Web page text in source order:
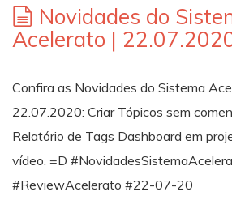
Novidades do
Acelerato |
Confira as Novidades do Sistema
22.07.2020: Criar Tópicos sem
Relatório de Tags Dashboard em
vídeo. =D
#ReviewAcelerato #22-07-20